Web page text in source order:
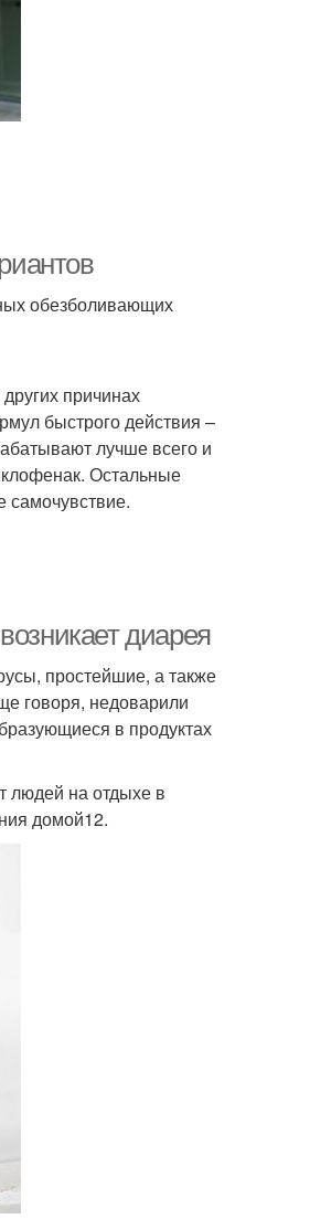
обезболивающих
причинах
быстрого действия –
лучше всего и
Остальные
самочувствие.
диарея
простейшие, а также
говоря, недоварили
в продуктах
людей на отдыхе в
домой12.